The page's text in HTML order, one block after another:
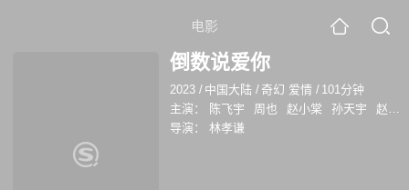
电影
倒数说爱你
2023 / 中国大陆 / 奇幻 爱情 / 101分钟
主演：
陈飞宇 周也 赵小棠 孙天宇
赵丽娟
导演：
林孝谦